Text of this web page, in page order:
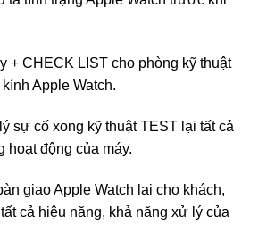
+ CHECK LIST cho phòng kỹ thuật
Apple Watch.
sự cố xong kỹ thuật TEST lại tất cả
hoạt động của máy.
giao Apple Watch lại cho khách,
cả hiệu năng, khả năng xử lý của